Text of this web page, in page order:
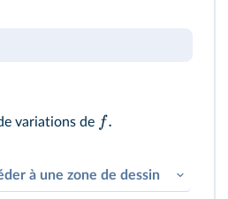
variations de f.
à une zone de dessin